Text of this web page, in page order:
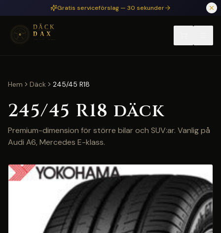
Hoppa till huvudinnehållGratis serviceförslag — 30 sekunder
Hem Däck 245/45 R18
245/45 R18 däck
Premium-dimension för större bilar och SUV:ar. Vanlig på
Audi A6, Mercedes E-klass.